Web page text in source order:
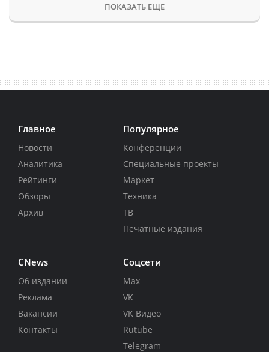
ПОКАЗАТЬ ЕЩЕ
Главное
Новости
Аналитика
Рейтинги
Обзоры
Архив
Популярное
Конференции
Специальные проекты
Маркет
Техника
ТВ
Печатные издания
CNews
Об издании
Реклама
Вакансии
Контакты
Соцсети
Max
VK
VK Видео
Rutube
Telegram